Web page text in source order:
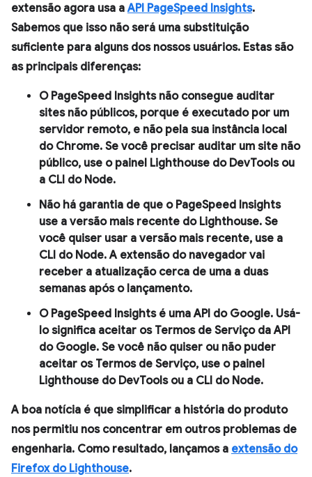
extensão agora usa aAPI PageSpeed Insights.
Sabemos que isso não será uma substituição
suficiente para alguns dos nossos usuários. Estas são
as principais diferenças:
O PageSpeed Insights não consegue auditar
sites não públicos, porque é executado por um
servidor remoto, e não pela sua instância local
do Chrome. Se você precisar auditar um site não
público, use o painel Lighthouse do DevTools ou
a CLI do Node.
Não há garantia de que o PageSpeed Insights
use a versão mais recente do Lighthouse. Se
você quiser usar a versão mais recente, use a
CLI do Node. A extensão do navegador vai
receber a atualização cerca de uma a duas
semanas após o lançamento.
O PageSpeed Insights é uma API do Google. Usá-
lo significa aceitar os Termos de Serviço da API
do Google. Se você não quiser ou não puder
aceitar os Termos de Serviço, use o painel
Lighthouse do DevTools ou a CLI do Node.
A boa notícia é que simplificar a história do produto
nos permitiu nos concentrar em outros problemas de
engenharia. Como resultado, lançamos a extensão do
Firefox do Lighthouse.